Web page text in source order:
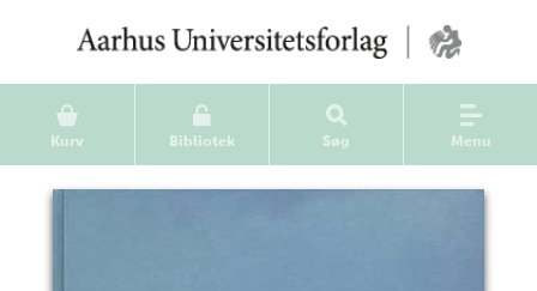
Kurv Bibliotek Søg Menu